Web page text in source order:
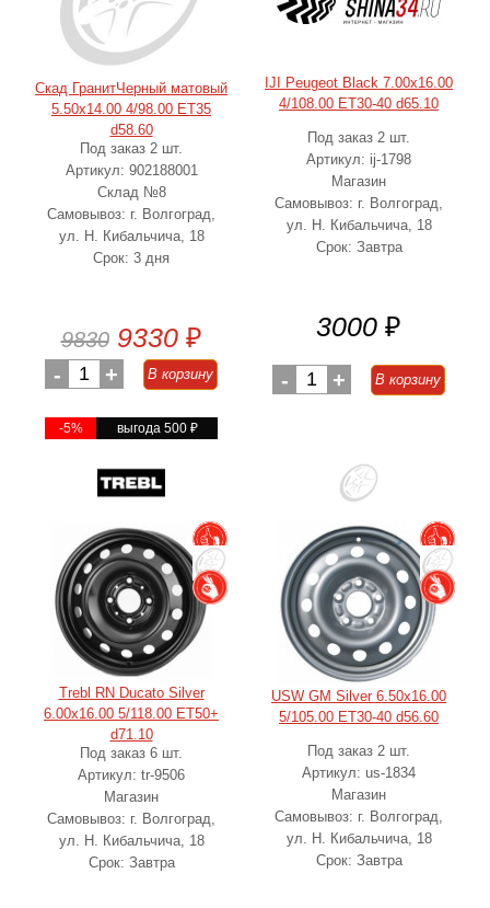
Скад ГранитЧерный матовый
5.50x14.00 4/98.00 ET35
d58.60
Под заказ 2 шт.
Артикул: 902188001
Склад №8
Самовывоз: г. Волгоград,
ул. Н. Кибальчича, 18
Срок: 3 дня
9830 9330 ₽
- 1 + В корзину
-5% выгода 500 ₽
IJI Peugeot Black 7.00x16.00
4/108.00 ET30-40 d65.10
Под заказ 2 шт.
Артикул: ij-1798
Магазин
Самовывоз: г. Волгоград,
ул. Н. Кибальчича, 18
Срок: Завтра
3000 ₽
- 1 + В корзину
Trebl RN Ducato Silver
6.00x16.00 5/118.00 ET50+
d71.10
Под заказ 6 шт.
Артикул: tr-9506
Магазин
Самовывоз: г. Волгоград,
ул. Н. Кибальчича, 18
Срок: Завтра
USW GM Silver 6.50x16.00
5/105.00 ET30-40 d56.60
Под заказ 2 шт.
Артикул: us-1834
Магазин
Самовывоз: г. Волгоград,
ул. Н. Кибальчича, 18
Срок: Завтра